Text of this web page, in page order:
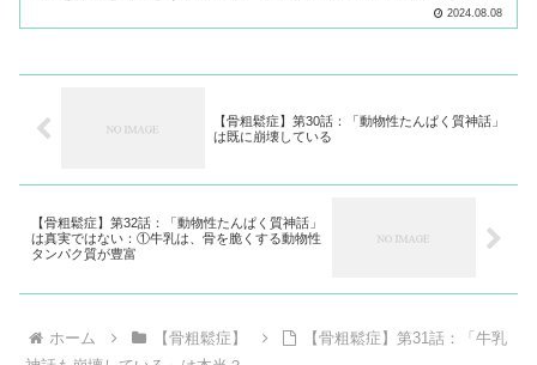
2024.08.08
【骨粗鬆症】第30話：「動物性たんぱく質神話」
は既に崩壊している
【骨粗鬆症】第32話：「動物性たんぱく質神話」
は真実ではない：①牛乳は、骨を脆くする動物性
タンパク質が豊富
ホーム 【骨粗鬆症】
【骨粗鬆症】第31話：「牛乳